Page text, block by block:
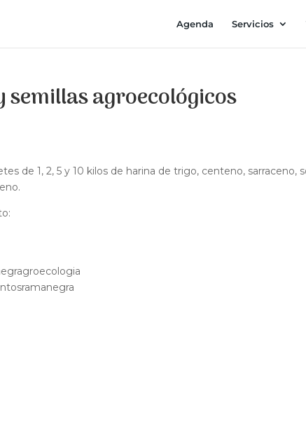
Agenda Servicios
semillas agroecológicos
de 1, 2, 5 y 10 kilos de harina de trigo, centeno, sarraceno,